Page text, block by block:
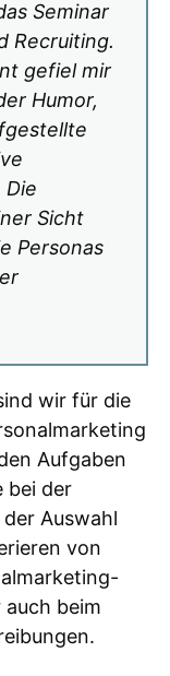
Seminar
Recruiting.
gefiel mir
Humor,
Die
Sicht
Personas
wir für die
Aufgaben
bei der
Auswahl
von
beim